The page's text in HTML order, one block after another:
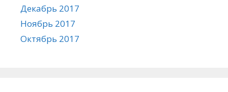
Декабрь 2017
Ноябрь 2017
Октябрь 2017